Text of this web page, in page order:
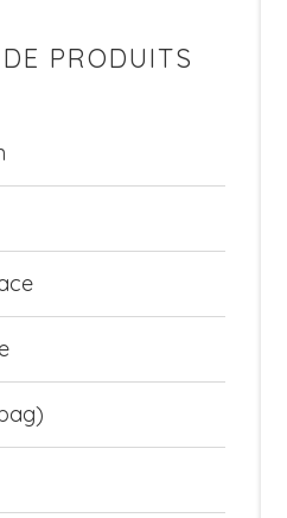
PRODUITS